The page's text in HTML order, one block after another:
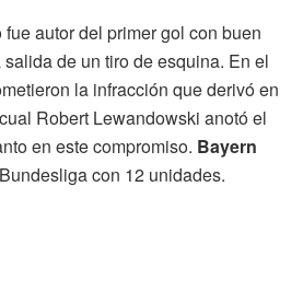
autor del primer gol con buen
de un tiro de esquina. En el
la infracción que derivó en
Robert Lewandowski anotó el
en este compromiso. Bayern
con 12 unidades.